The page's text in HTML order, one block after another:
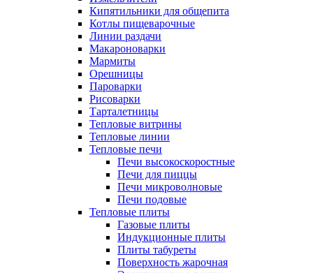
Кипятильники для общепита
Котлы пищеварочные
Линии раздачи
Макароноварки
Мармиты
Орешницы
Пароварки
Рисоварки
Тарталетницы
Тепловые витрины
Тепловые линии
Тепловые печи
Печи высокоскоростные
Печи для пиццы
Печи микроволновые
Печи подовые
Тепловые плиты
Газовые плиты
Индукционные плиты
Плиты табуреты
Поверхность жарочная